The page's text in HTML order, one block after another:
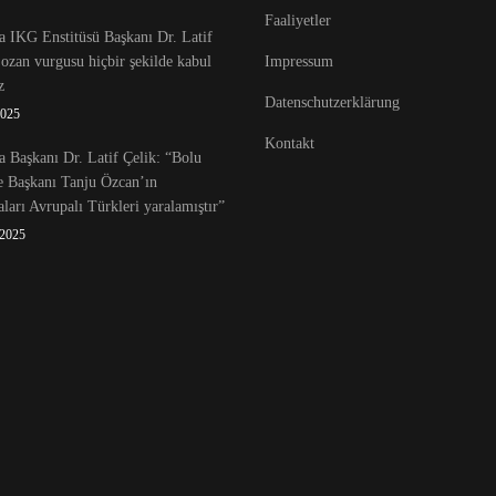
IKG Enstitüsü Başkanı Dr. Latif
vurgusu hiçbir şekilde kabul
Başkanı Dr. Latif Çelik: “Bolu
Başkanı Tanju Özcan’ın
Avrupalı Türkleri yaralamıştır”
Faaliyetler
Impressum
Datenschutzerklärung
Kontakt